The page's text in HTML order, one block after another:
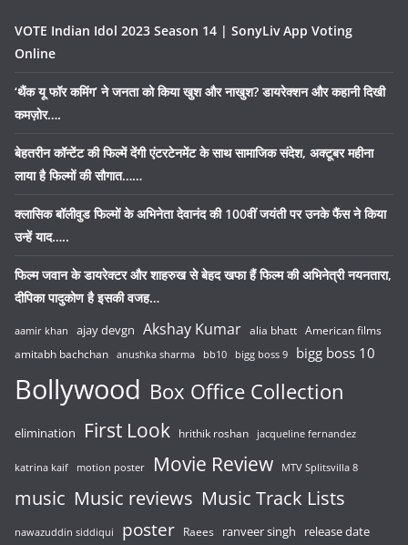
VOTE Indian Idol 2023 Season 14 | SonyLiv App Voting
Online
‘थैंक यू फॉर कमिंग’ ने जनता को किया खुश और नाखुश? डायरेक्शन और कहानी दिखी
कमज़ोर….
बेहतरीन कॉन्टेंट की फिल्में देंगी एंटरटेनमेंट के साथ सामाजिक संदेश, अक्टूबर महीना
लाया है फिल्मों की सौगात……
क्लासिक बॉलीवुड फिल्मों के अभिनेता देवानंद की 100वीं जयंती पर उनके फैंस ने किया
उन्हें याद…..
फिल्म जवान के डायरेक्टर और शाहरुख से बेहद खफा हैं फिल्म की अभिनेत्री नयनतारा,
दीपिका पादुकोण है इसकी वजह…
aamir khan ajay devgn Akshay Kumar alia bhatt American films
amitabh bachchan anushka sharma bb10 bigg boss 9 bigg boss 10
Bollywood Box Office Collection
elimination First Look hrithik roshan jacqueline fernandez
katrina kaif motion poster Movie Review MTV Splitsvilla 8
music Music reviews Music Track Lists
nawazuddin siddiqui poster Raees ranveer singh release date